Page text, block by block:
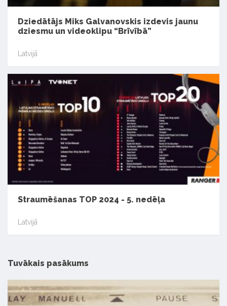
Dziedātājs Miks Galvanovskis izdevis jaunu
dziesmu un videoklipu “Brīvībā”
Latvijā
Straumēšanas TOP 2024 - 5. nedēļa
Latvijā
Tuvākais pasākums